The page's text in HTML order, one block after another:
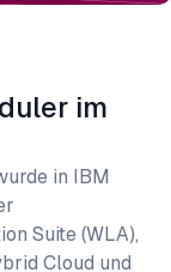
im
in IBM
Suite (WLA),
Cloud und